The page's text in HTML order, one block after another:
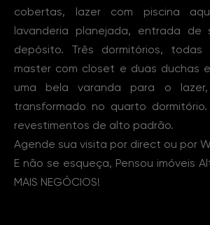
cobertas, lazer com piscina
lavanderia planejada, entrada de
depósito. Três dormitórios,
master com closet e duas duchas
uma bela varanda para o
transformado no quarto
revestimentos de alto padrão.
Agende sua visita por direct ou por
E não se esqueça, Pensou imóveis
MAIS NEGÓCIOS!